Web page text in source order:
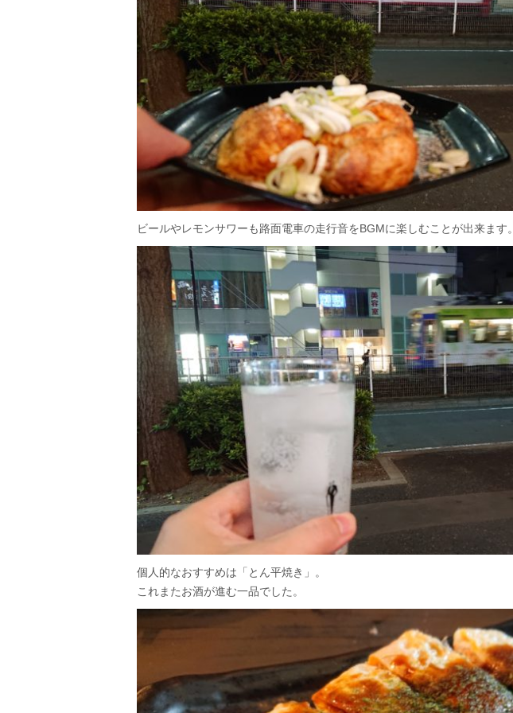
ビールやレモンサワーも路面電車の走行音をBGMに楽しむことが出来ます。
個人的なおすすめは「とん平焼き」。
これまたお酒が進む一品でした。